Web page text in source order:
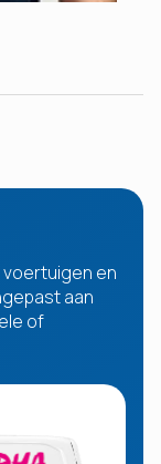
voertuigen en
aan
of